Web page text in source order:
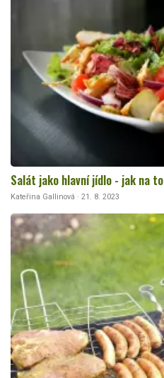
Salát jako hlavní jídlo - jak na to
Kateřina Gallinová · 21. 8. 2023